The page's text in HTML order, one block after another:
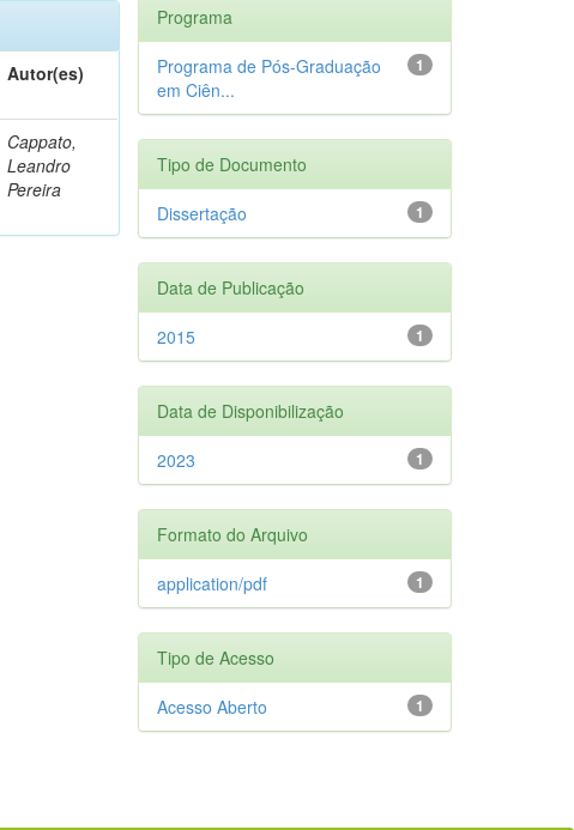
Autor(es)
Cappato,
Leandro
Pereira
Programa
1
Programa de Pós-Graduação
em Ciên...
Tipo de Documento
1
Dissertação
Data de Publicação
1
2015
Data de Disponibilização
1
2023
Formato do Arquivo
1
application/pdf
Tipo de Acesso
1
Acesso Aberto